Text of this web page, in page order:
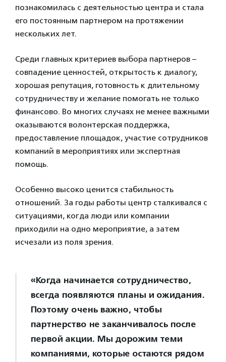
познакомилась с деятельностью центра и стала
его постоянным партнером на протяжении
нескольких лет.
Среди главных критериев выбора партнеров –
совпадение ценностей, открытость к диалогу,
хорошая репутация, готовность к длительному
сотрудничеству и желание помогать не только
финансово. Во многих случаях не менее важными
оказываются волонтерская поддержка,
предоставление площадок, участие сотрудников
компаний в мероприятиях или экспертная
помощь.
Особенно высоко ценится стабильность
отношений. За годы работы центр сталкивался с
ситуациями, когда люди или компании
приходили на одно мероприятие, а затем
исчезали из поля зрения.
«Когда начинается сотрудничество,
всегда появляются планы и ожидания.
Поэтому очень важно, чтобы
партнерство не заканчивалось после
первой акции. Мы дорожим теми
компаниями, которые остаются рядом